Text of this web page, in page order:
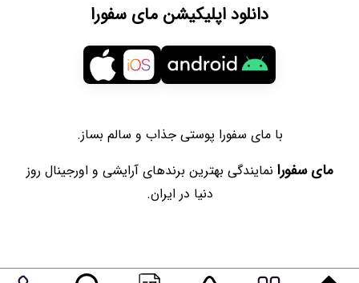
دانلود اپلیکیشن مای سفورا
با مای سفورا پوستی جذاب و سالم بساز.
مای سفورا نمایندگی بهترین برندهای آرایشی و اورجینال روز
دنیا در ایران.